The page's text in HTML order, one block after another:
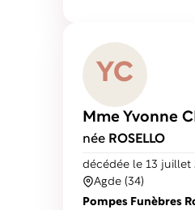
YC
Mme Yvonne
née ROSELLO
Agde (34)
décédée le 13 juillet
Pompes Funèbres